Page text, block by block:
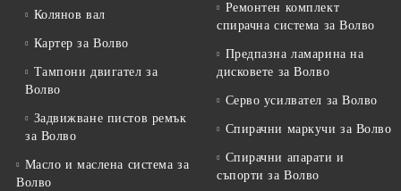
Колянов вал
Картер за Волво
Тампони двигател за
Волво
Задвижване пистов ремък
за Волво
Масло и маслена система за
Волво
Ремонтен комплект
спирачна система за Волво
Предпазна ламарина на
дисковете за Волво
Серво усилвател за Волво
Спирачни маркучи за Волво
Спирачни апарати и
съпорти за Волво